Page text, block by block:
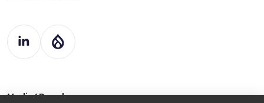
Media4People